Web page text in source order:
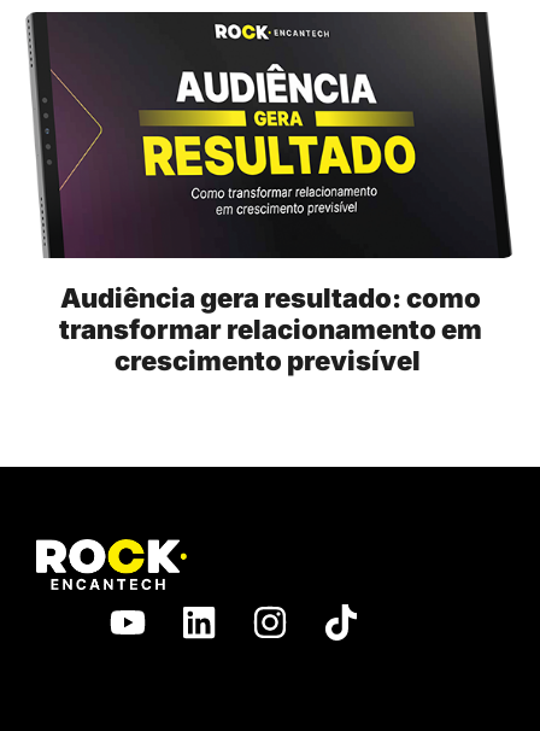
Audiência gera resultado: como
transformar relacionamento em
crescimento previsível